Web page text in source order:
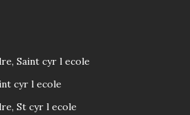
Saint cyr l ecole
cyr l ecole
St cyr l ecole